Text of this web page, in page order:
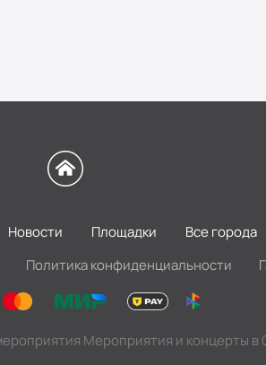
Новости Площадки
Все города
Политика конфиденциальности
Мероприятия и концерты